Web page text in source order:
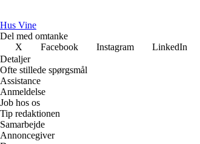
Hus Vine
Del med omtanke
X
Facebook Instagram LinkedIn
Detaljer
Ofte stillede spørgsmål
Assistance
Anmeldelse
Job hos os
Tip redaktionen
Samarbejde
Annoncegiver